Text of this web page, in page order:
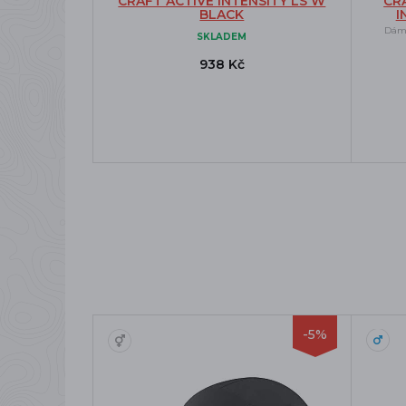
BLACK
SKLADEM
938 Kč
-5%